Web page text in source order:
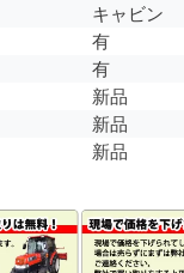
キャビン
有
有
新品
新品
新品